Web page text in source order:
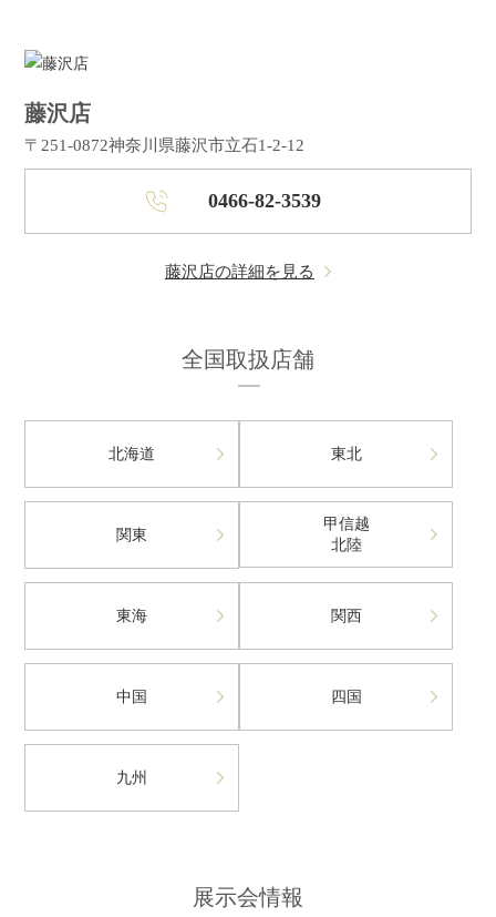
藤沢店
〒251-0872神奈川県藤沢市立石1-2-12
0466-82-3539
藤沢店の詳細を見る
全国取扱店舗
北海道 東北
関東
甲信越
北陸
東海 関西
中国 四国
九州
展示会情報